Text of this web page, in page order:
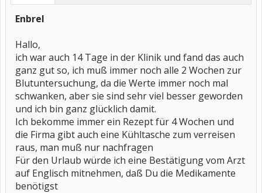
Enbrel
Hallo,
ich war auch 14 Tage in der Klinik und fand das auch
ganz gut so, ich muß immer noch alle 2 Wochen zur
Blutuntersuchung, da die Werte immer noch mal
schwanken, aber sie sind sehr viel besser geworden
und ich bin ganz glücklich damit.
Ich bekomme immer ein Rezept für 4 Wochen und
die Firma gibt auch eine Kühltasche zum verreisen
raus, man muß nur nachfragen
Für den Urlaub würde ich eine Bestätigung vom Arzt
auf Englisch mitnehmen, daß Du die Medikamente
benötigst